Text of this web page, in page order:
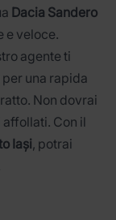
Dacia Sandero
e veloce.
agente ti
per una rapida
Non dovrai
Con il
Iași, potrai